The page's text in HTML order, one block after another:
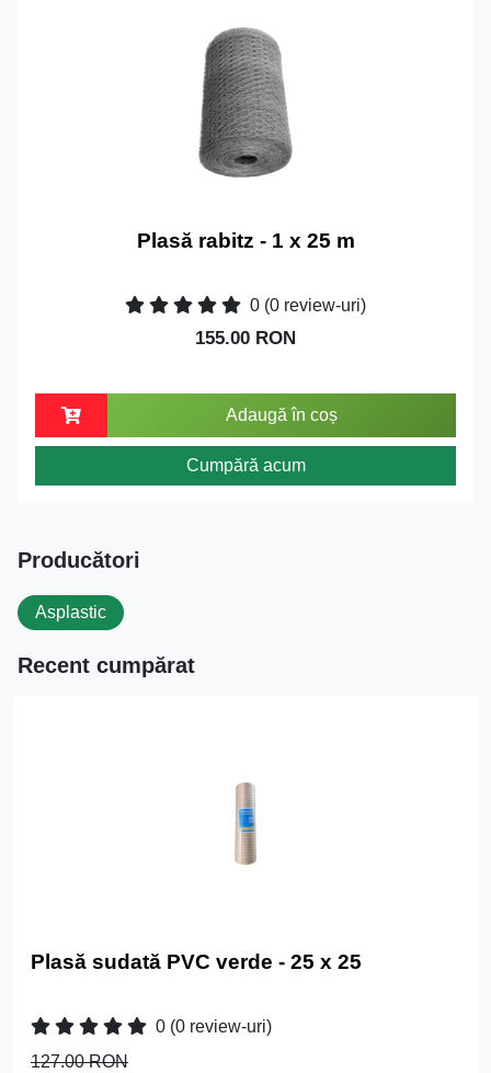
Plasă rabitz - 1 x 25 m
0 (0 review-uri)
155.00 RON
Adaugă în coș
Cumpără acum
Producători
Asplastic
Recent cumpărat
Plasă sudată PVC verde - 25 x 25
0 (0 review-uri)
127.00 RON